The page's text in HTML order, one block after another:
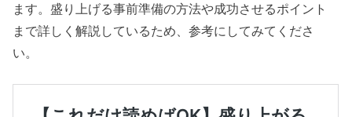
ます。盛り上げる事前準備の方法や成功させるポイント
まで詳しく解説しているため、参考にしてみてくださ
い。